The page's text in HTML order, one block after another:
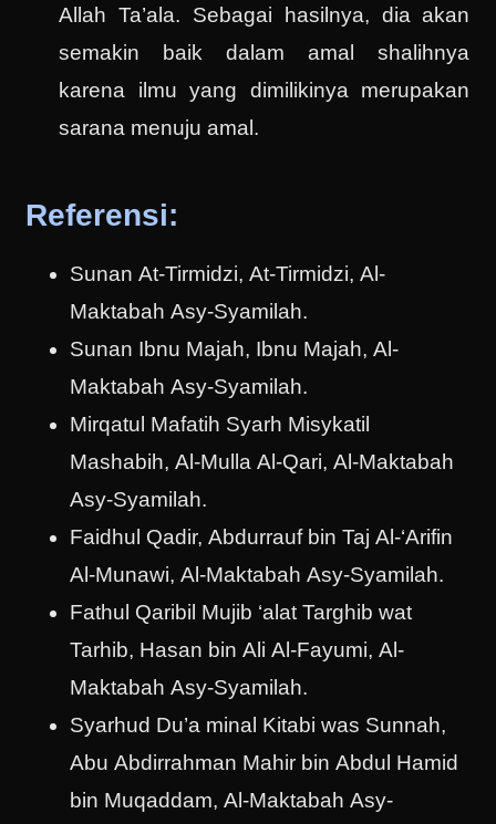
Allah Ta’ala. Sebagai hasilnya, dia akan
semakin baik dalam amal shalihnya
karena ilmu yang dimilikinya merupakan
sarana menuju amal.
Referensi:
Sunan At-Tirmidzi, At-Tirmidzi, Al-
Maktabah Asy-Syamilah.
Sunan Ibnu Majah, Ibnu Majah, Al-
Maktabah Asy-Syamilah.
Mirqatul Mafatih Syarh Misykatil
Mashabih, Al-Mulla Al-Qari, Al-Maktabah
Asy-Syamilah.
Faidhul Qadir, Abdurrauf bin Taj Al-‘Arifin
Al-Munawi, Al-Maktabah Asy-Syamilah.
Fathul Qaribil Mujib ‘alat Targhib wat
Tarhib, Hasan bin Ali Al-Fayumi, Al-
Maktabah Asy-Syamilah.
Syarhud Du’a minal Kitabi was Sunnah,
Abu Abdirrahman Mahir bin Abdul Hamid
bin Muqaddam, Al-Maktabah Asy-